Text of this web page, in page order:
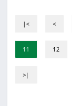
|< <
11 12
>|